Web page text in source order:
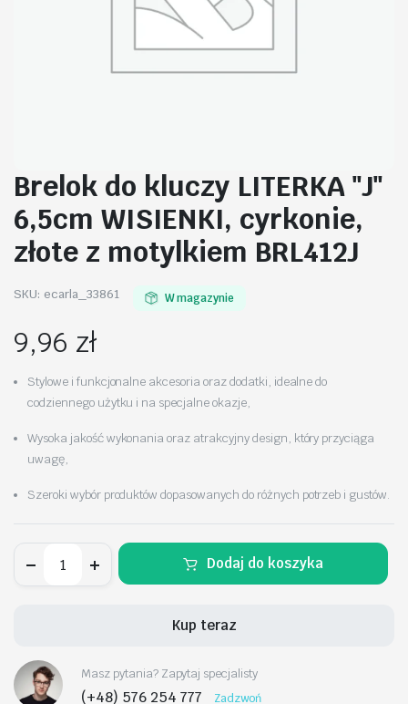
Brelok do kluczy LITERKA "J"
6,5cm WISIENKI, cyrkonie,
złote z motylkiem BRL412J
SKU: ecarla_33861 W magazynie
9,96 zł
Stylowe i funkcjonalne akcesoria oraz dodatki, idealne do
codziennego użytku i na specjalne okazje,
Wysoka jakość wykonania oraz atrakcyjny design, który przyciąga
uwagę,
Szeroki wybór produktów dopasowanych do różnych potrzeb i gustów.
cyrkonie,
złote
z
Dodaj do koszyka
Kup teraz
Masz pytania? Zapytaj specjalisty
(+48) 576 254 777 Zadzwoń